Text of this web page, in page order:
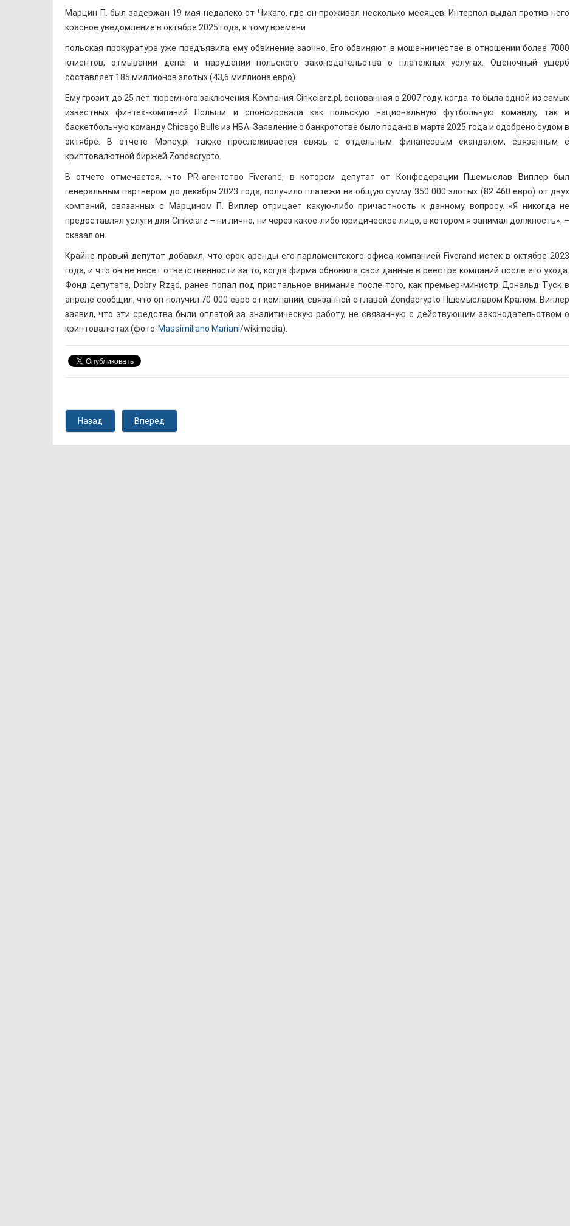
Марцин П. был задержан 19 мая недалеко от Чикаго, где он проживал несколько месяцев. Интерпол выдал против него
красное уведомление в октябре 2025 года, к тому времени
польская прокуратура уже предъявила ему обвинение заочно. Его обвиняют в мошенничестве в отношении более 7000
клиентов, отмывании денег и нарушении польского законодательства о платежных услугах. Оценочный ущерб
составляет 185 миллионов злотых (43,6 миллиона евро).
Ему грозит до 25 лет тюремного заключения. Компания Cinkciarz.pl, основанная в 2007 году, когда-то была одной из самых
известных финтех-компаний Польши и спонсировала как польскую национальную футбольную команду, так и
баскетбольную команду Chicago Bulls из НБА. Заявление о банкротстве было подано в марте 2025 года и одобрено судом в
октябре. В отчете Money.pl также прослеживается связь с отдельным финансовым скандалом, связанным с
криптовалютной биржей Zondacrypto.
В отчете отмечается, что PR-агентство Fiverand, в котором депутат от Конфедерации Пшемыслав Виплер был
генеральным партнером до декабря 2023 года, получило платежи на общую сумму 350 000 злотых (82 460 евро) от двух
компаний, связанных с Марцином П. Виплер отрицает какую-либо причастность к данному вопросу. «Я никогда не
предоставлял услуги для Cinkciarz – ни лично, ни через какое-либо юридическое лицо, в котором я занимал должность», –
сказал он.
Крайне правый депутат добавил, что срок аренды его парламентского офиса компанией Fiverand истек в октябре 2023
года, и что он не несет ответственности за то, когда фирма обновила свои данные в реестре компаний после его ухода.
Фонд депутата, Dobry Rząd, ранее попал под пристальное внимание после того, как премьер-министр Дональд Туск в
апреле сообщил, что он получил 70 000 евро от компании, связанной с главой Zondacrypto Пшемыславом Кралом. Виплер
заявил, что эти средства были оплатой за аналитическую работу, не связанную с действующим законодательством о
криптовалютах (фото-Massimiliano Mariani/wikimedia).
Назад Вперед